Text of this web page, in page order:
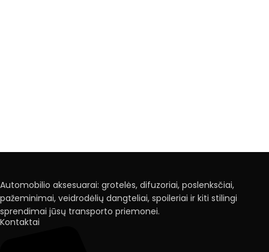
Automobilio aksesuarai: grotelės, difuzoriai, poslenksčiai,
pažeminimai, veidrodėlių dangteliai, spoileriai ir kiti stilingi
sprendimai jūsų transporto priemonei.
Kontaktai